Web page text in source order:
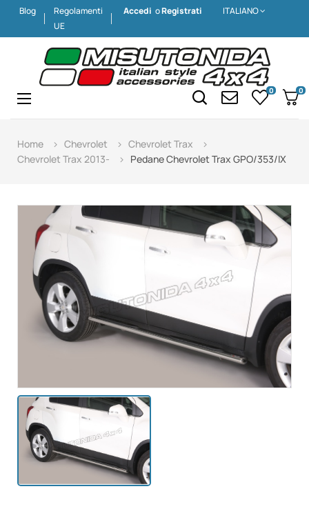
ITALIANO
Blog
Regolamenti
UE
Accedi oRegistrati
Navigazione
☰ 0 0
Home Chevrolet
Chevrolet Trax
Chevrolet Trax 2013-
Pedane Chevrolet Trax GPO/353/IX